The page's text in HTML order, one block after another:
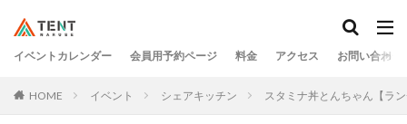
イベントカレンダー 会員用予約ページ 料金 アクセス お問い合わせ
HOME イベント シェアキッチン スタミナ丼とんちゃん【ラ